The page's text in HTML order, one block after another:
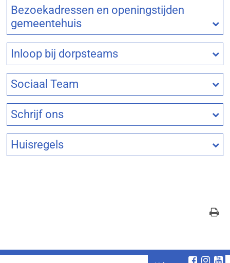
Bezoekadressen en openingstijden
gemeentehuis
Inloop bij dorpsteams
Sociaal Team
Schrijf ons
Huisregels